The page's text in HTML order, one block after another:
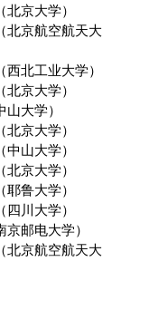
北京大学）
北京航空航天大
西北工业大学）
北京大学）
山大学）
北京大学）
中山大学）
北京大学）
耶鲁大学）
四川大学）
京邮电大学）
北京航空航天大